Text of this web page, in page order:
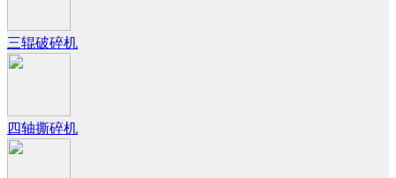
三辊破碎机
四轴撕碎机